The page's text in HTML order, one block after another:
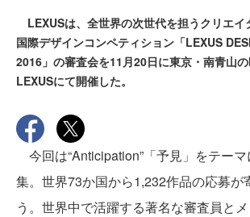
LEXUSは、全世界の次世代を担うクリエイ
国際デザインコンペティション「LEXUS
2016」の審査会を11月20日に東京・南青山
LEXUSにて開催した。
今回は“Anticipation”「予見」をテー
集。世界73か国から1,232作品の応募が
う。世界中で活躍する著名な審査員と